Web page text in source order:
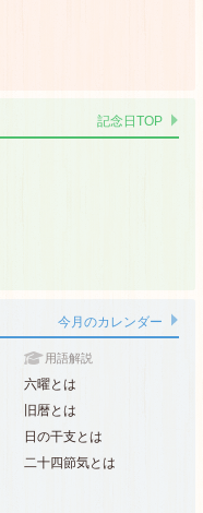
記念日TOP
今月のカレンダー
用語解説
六曜とは
旧暦とは
日の干支とは
二十四節気とは